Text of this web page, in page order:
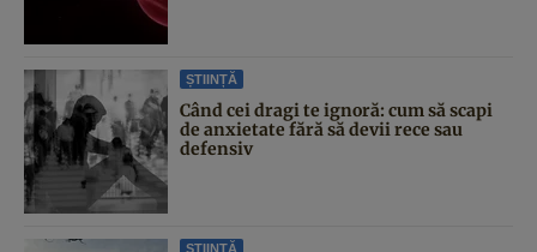
ȘTIINȚĂ
Când cei dragi te ignoră: cum să scapi
de anxietate fără să devii rece sau
defensiv
ȘTIINȚĂ